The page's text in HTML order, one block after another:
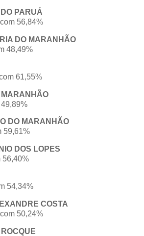
PARUÁ
56,84%
DO MARANHÃO
48,49%
61,55%
DO MARANHÃO
59,61%
DOS LOPES
56,40%
54,34%
COSTA
50,24%